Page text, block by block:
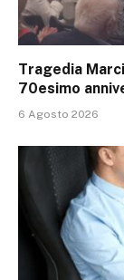
Tragedia
70esimo
6 Agosto 2026